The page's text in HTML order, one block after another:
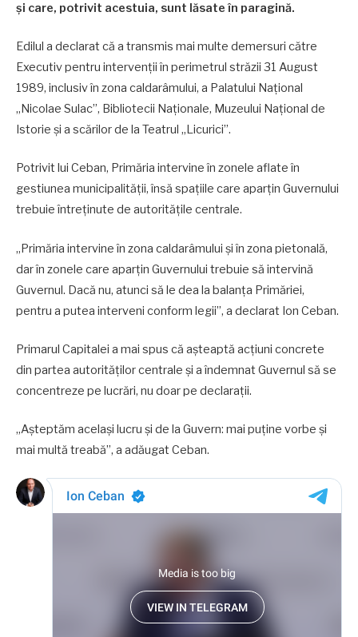
și care, potrivit acestuia, sunt lăsate în paragină.
Edilul a declarat că a transmis mai multe demersuri către
Executiv pentru intervenții în perimetrul străzii 31 August
1989, inclusiv în zona caldarâmului, a Palatului Național
„Nicolae Sulac”, Bibliotecii Naționale, Muzeului Național de
Istorie și a scărilor de la Teatrul „Licurici”.
Potrivit lui Ceban, Primăria intervine în zonele aflate în
gestiunea municipalității, însă spațiile care aparțin Guvernului
trebuie întreținute de autoritățile centrale.
„Primăria intervine în zona caldarâmului și în zona pietonală,
dar în zonele care aparțin Guvernului trebuie să intervină
Guvernul. Dacă nu, atunci să le dea la balanța Primăriei,
pentru a putea interveni conform legii”, a declarat Ion Ceban.
Primarul Capitalei a mai spus că așteaptă acțiuni concrete
din partea autorităților centrale și a îndemnat Guvernul să se
concentreze pe lucrări, nu doar pe declarații.
„Așteptăm același lucru și de la Guvern: mai puține vorbe și
mai multă treabă”, a adăugat Ceban.